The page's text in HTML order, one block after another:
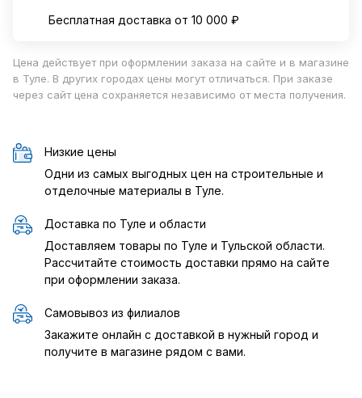
Бесплатная доставка от 10 000 ₽
Цена действует при оформлении заказа на сайте и в магазине
в Туле. В других городах цены могут отличаться. При заказе
через сайт цена сохраняется независимо от места получения.
Низкие цены
Одни из самых выгодных цен на строительные и
отделочные материалы в Туле.
Доставка по Туле и области
Доставляем товары по Туле и Тульской области.
Рассчитайте стоимость доставки прямо на сайте
при оформлении заказа.
Самовывоз из филиалов
Закажите онлайн с доставкой в нужный город и
получите в магазине рядом с вами.